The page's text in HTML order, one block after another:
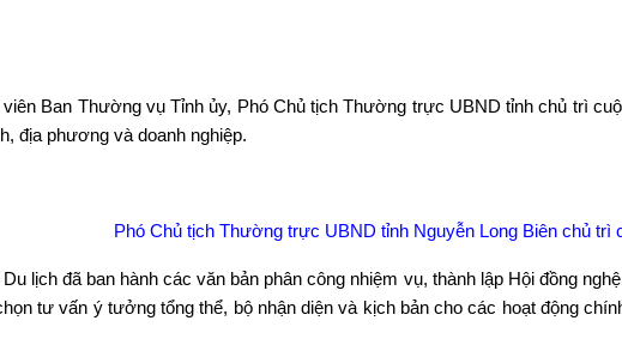
viên Ban Thường vụ Tỉnh ủy, Phó Chủ tịch Thường trực UBND tỉnh chủ trì cu
địa phương và doanh nghiệp.
Phó Chủ tịch Thường trực UBND tỉnh Nguyễn Long Biên chủ trì
Du lịch đã ban hành các văn bản phân công nhiệm vụ, thành lập Hội đồng
tư vấn ý tưởng tổng thể, bộ nhận diện và kịch bản cho các hoạt động ch